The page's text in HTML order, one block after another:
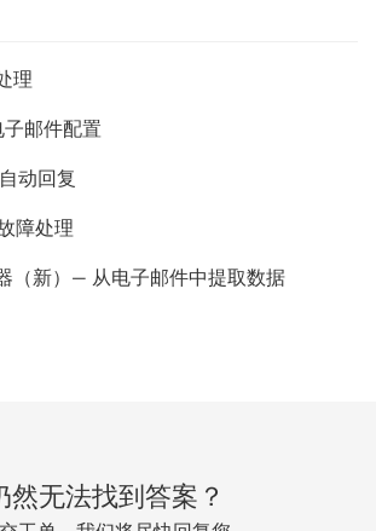
理
邮件配置
动回复
障处理
（新）— 从电子邮件中提取数据
然无法找到答案？